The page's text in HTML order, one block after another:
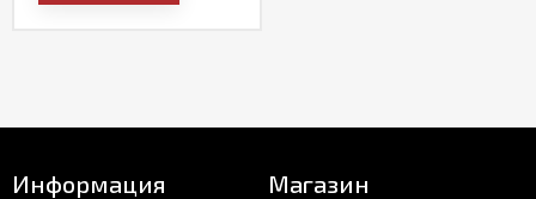
Информация Магазин